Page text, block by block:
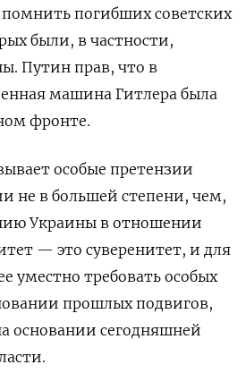
погибших советских
были, в частности,
Путин прав, что в
машина Гитлера была
фронте.
особые претензии
не в большей степени, чем,
Украины в отношении
— это суверенитет, и для
уместно требовать особых
прошлых подвигов,
основании сегодняшней